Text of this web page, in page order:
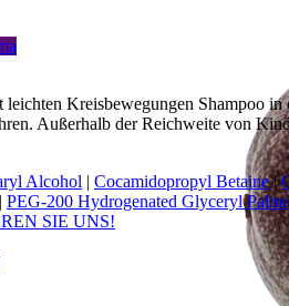
Kreisbewegungen Shampoo
Außerhalb der Reichweite von
Alcohol | Cocamidopropyl Betaine |
| PEG-200 Hydrogenated Glyceryl
SIE UNS!